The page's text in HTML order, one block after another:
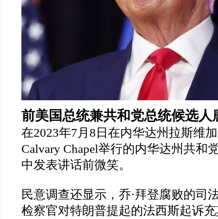
前美国总统兼共和党总统候选人
在2023年7 月 8 日在内华达州拉斯维
Calvary Chapel举行的内华达州共和
中发表讲话前微笑。
民意调查还显示，乔·拜登腐败的司
检察官对特朗普提起的法西斯起诉